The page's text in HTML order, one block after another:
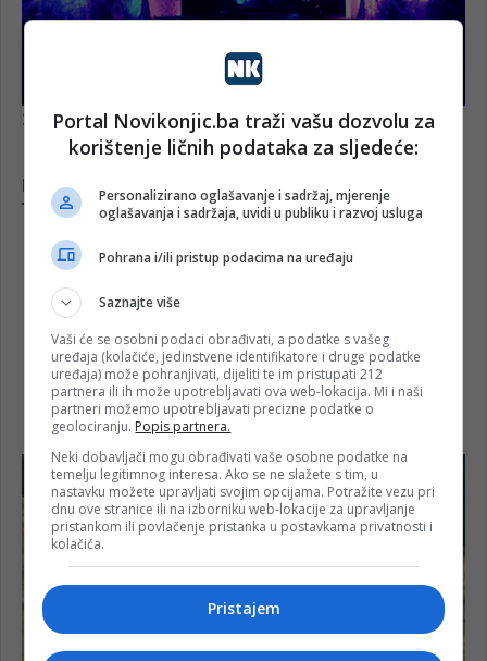
Portal Novikonjic.ba traži vašu dozvolu za
korištenje ličnih podataka za sljedeće:
Personalizirano oglašavanje i sadržaj, mjerenje
oglašavanja i sadržaja, uvidi u publiku i razvoj usluga
Pohrana i/ili pristup podacima na uređaju
Saznajte više
Vaši će se osobni podaci obrađivati, a podatke s vašeg
uređaja (kolačiće, jedinstvene identifikatore i druge podatke
uređaja) može pohranjivati, dijeliti te im pristupati 212
partnera ili ih može upotrebljavati ova web-lokacija. Mi i naši
partneri možemo upotrebljavati precizne podatke o
geolociranju. Popis partnera.
Neki dobavljači mogu obrađivati vaše osobne podatke na
temelju legitimnog interesa. Ako se ne slažete s tim, u
nastavku možete upravljati svojim opcijama. Potražite vezu pri
dnu ove stranice ili na izborniku web-lokacije za upravljanje
pristankom ili povlačenje pristanka u postavkama privatnosti i
kolačića.
Pristajem